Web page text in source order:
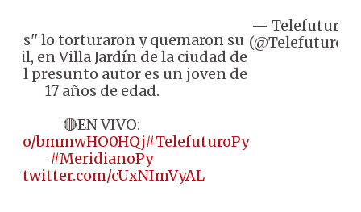
lo torturaron y quemaron su
en Villa Jardín de la ciudad de
El presunto autor es un joven de
17 años de edad.
🔴EN VIVO:
bmmwHO0HQj#TelefuturoPy
#MeridianoPy
cUxNImVyAL
— Telefuturo
(@Telefuturo)